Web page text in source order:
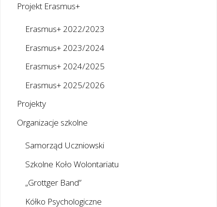
Projekt Erasmus+
Erasmus+ 2022/2023
Erasmus+ 2023/2024
Erasmus+ 2024/2025
Erasmus+ 2025/2026
Projekty
Organizacje szkolne
Samorząd Uczniowski
Szkolne Koło Wolontariatu
„Grottger Band”
Kółko Psychologiczne